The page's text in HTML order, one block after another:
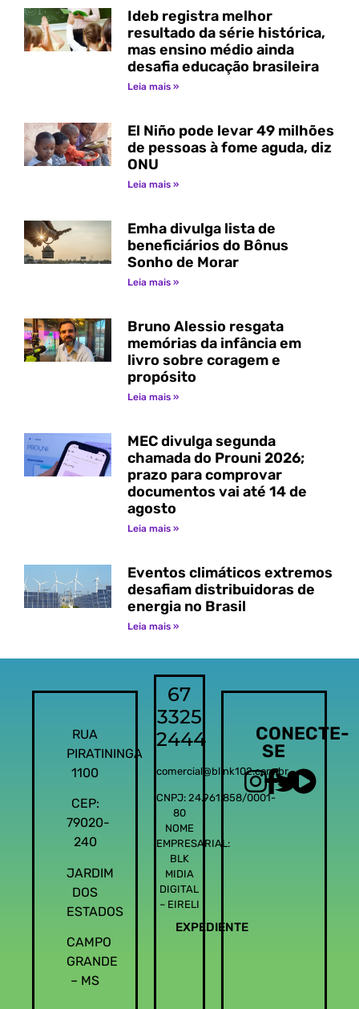
Ideb registra melhor
resultado da série histórica,
mas ensino médio ainda
desafia educação brasileira
Leia mais »
El Niño pode levar 49 milhões
de pessoas à fome aguda, diz
ONU
Leia mais »
Emha divulga lista de
beneficiários do Bônus
Sonho de Morar
Leia mais »
Bruno Alessio resgata
memórias da infância em
livro sobre coragem e
propósito
Leia mais »
MEC divulga segunda
chamada do Prouni 2026;
prazo para comprovar
documentos vai até 14 de
agosto
Leia mais »
Eventos climáticos extremos
desafiam distribuidoras de
energia no Brasil
Leia mais »
RUA
PIRATININGA
1100
CEP:
79020-
240
JARDIM
DOS
ESTADOS
CAMPO
GRANDE
– MS
67
3325
2444
comercial@blink102.com.br
CNPJ: 24.961.858/0001-
80
NOME
EMPRESARIAL:
BLK
MIDIA
DIGITAL
– EIRELI
EXPEDIENTE
CONECTE-
SE